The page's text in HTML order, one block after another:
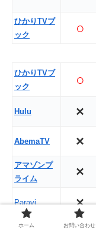
ひかりTVブ
ック
○
ひかりTVブ
ック
○
Hulu ×
AbemaTV ×
アマゾンプ
ライム
×
Paravi ×
×
ホーム お問い合わせ